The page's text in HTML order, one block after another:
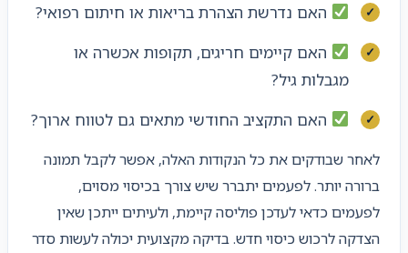
האם נדרשת הצהרת בריאות או חיתום רפואי?
האם קיימים חריגים, תקופות אכשרה או
מגבלות גיל?
האם התקציב החודשי מתאים גם לטווח ארוך?
לאחר שבודקים את כל הנקודות האלה, אפשר לקבל תמונה
ברורה יותר. לפעמים יתברר שיש צורך בכיסוי מסוים,
לפעמים כדאי לעדכן פוליסה קיימת, ולעיתים ייתכן שאין
הצדקה לרכוש כיסוי חדש. בדיקה מקצועית יכולה לעשות סדר